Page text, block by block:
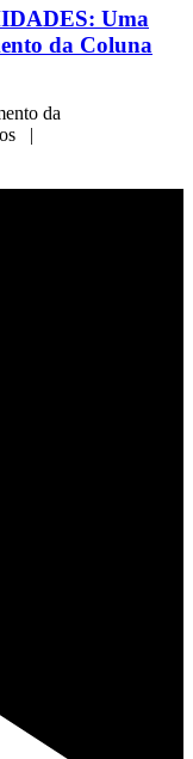
Uma
da Coluna
da
|